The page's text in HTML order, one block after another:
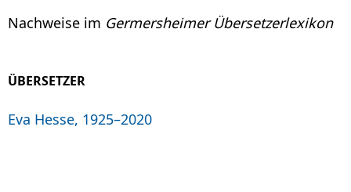
Nachweise im Germersheimer Übersetzerlexikon
ÜBERSETZER
Eva Hesse, 1925–2020